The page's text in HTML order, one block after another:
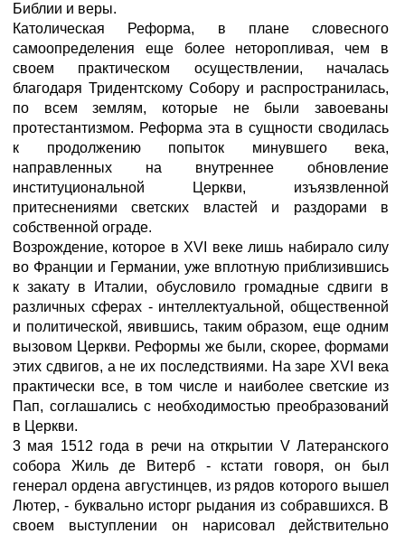
Библии и веры.
Католическая Реформа, в плане словесного
самоопределения еще более неторопливая, чем в
своем практическом осуществлении, началась
благодаря Тридентскому Собору и распространилась,
по всем землям, которые не были завоеваны
протестантизмом. Реформа эта в сущности сводилась
к продолжению попыток минувшего века,
направленных на внутреннее обновление
институциональной Церкви, изъязвленной
притеснениями светских властей и раздорами в
собственной ограде.
Возрождение, которое в XVI веке лишь набирало силу
во Франции и Германии, уже вплотную приблизившись
к закату в Италии, обусловило громадные сдвиги в
различных сферах - интеллектуальной, общественной
и политической, явившись, таким образом, еще одним
вызовом Церкви. Реформы же были, скорее, формами
этих сдвигов, а не их последствиями. На заре XVI века
практически все, в том числе и наиболее светские из
Пап, соглашались с необходимостью преобразований
в Церкви.
3 мая 1512 года в речи на открытии V Латеранского
собора Жиль де Витерб - кстати говоря, он был
генерал ордена августинцев, из рядов которого вышел
Лютер, - буквально исторг рыдания из собравшихся. В
своем выступлении он нарисовал действительно